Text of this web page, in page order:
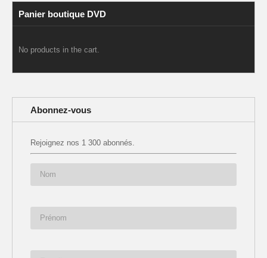
Panier boutique DVD
No products in the cart.
Abonnez-vous
Rejoignez nos 1 300 abonnés.